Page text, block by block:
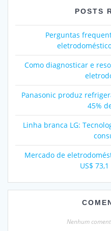
POSTS
Perguntas
Como diagnosticar e
Panasonic produz
45%
Linha branca LG:
Mercado de
US$
Nenhum